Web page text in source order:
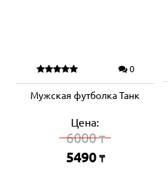
0
Мужская футболка Танк
Цена:
6000₸
5490 ₸